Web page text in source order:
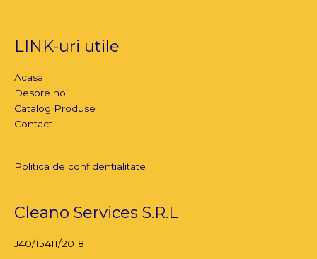
LINK-uri utile
Acasa
Despre noi
Catalog Produse
Contact
Politica de confidentialitate
Cleano Services S.R.L
J40/15411/2018